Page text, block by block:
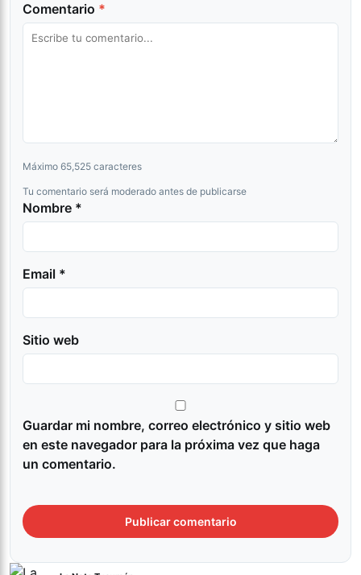
Comentario *
Máximo 65,525 caracteres
Tu comentario será moderado antes de publicarse
Nombre *
Email *
Sitio web
Guardar mi nombre, correo electrónico y sitio web
en este navegador para la próxima vez que haga
un comentario.